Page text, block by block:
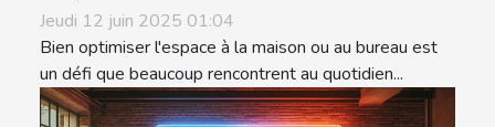
Jeudi 12 juin 2025 01:04
Bien optimiser l'espace à la maison ou au bureau est
un défi que beaucoup rencontrent au quotidien...